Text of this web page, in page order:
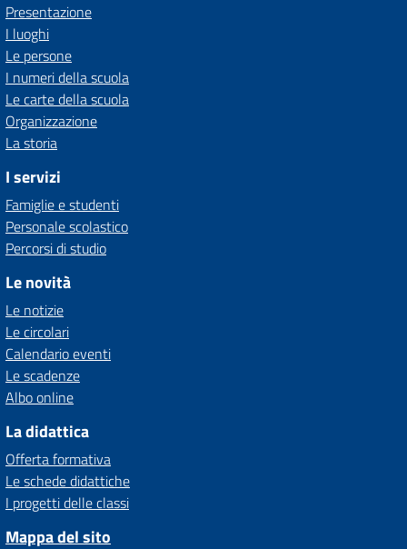
Presentazione
I luoghi
Le persone
I numeri della scuola
Le carte della scuola
Organizzazione
La storia
I servizi
Famiglie e studenti
Personale scolastico
Percorsi di studio
Le novità
Le notizie
Le circolari
Calendario eventi
Le scadenze
Albo online
La didattica
Offerta formativa
Le schede didattiche
I progetti delle classi
Mappa del sito